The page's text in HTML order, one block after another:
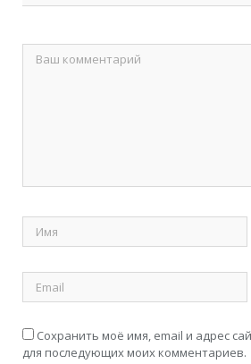
Сохранить моё имя, email и адрес
для последующих моих комментариев.